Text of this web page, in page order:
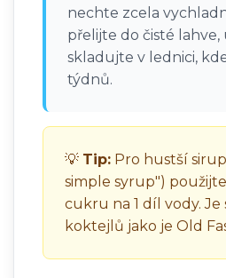
nechte zcela
přelijte do čisté lahve,
skladujte v lednici,
týdnů.
💡 Tip: Pro hustší
simple syrup")
cukru na 1 díl vody. Je
koktejlů jako je Old